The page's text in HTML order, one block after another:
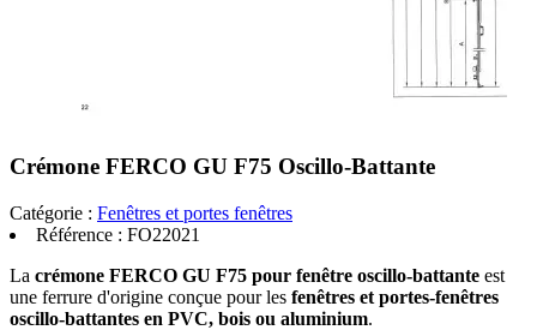
Crémone FERCO GU F75 Oscillo-Battante
Catégorie : Fenêtres et portes fenêtres
Référence : FO22021
La crémone FERCO GU F75 pour fenêtre oscillo-battante est
une ferrure d'origine conçue pour les fenêtres et portes-fenêtres
oscillo-battantes en PVC, bois ou aluminium.